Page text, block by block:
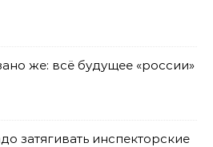
же: всё будущее «россии»
затягивать инспекторские